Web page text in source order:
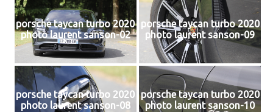
porsche taycan turbo 2020
photo laurent sanson-02
porsche taycan turbo 2020
photo laurent sanson-09
porsche taycan turbo 2020
photo laurent sanson-08
porsche taycan turbo 2020
photo laurent sanson-10